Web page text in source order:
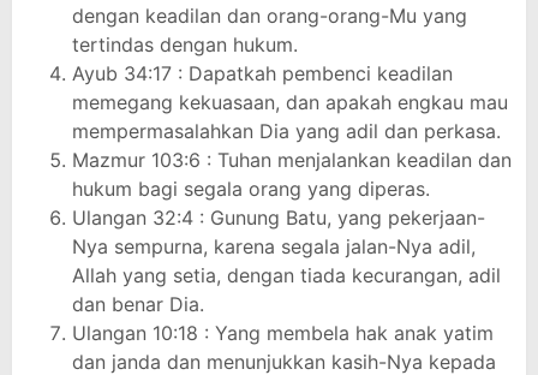
dengan keadilan dan orang-orang-Mu yang
tertindas dengan hukum.
Ayub 34:17 : Dapatkah pembenci keadilan
memegang kekuasaan, dan apakah engkau mau
mempermasalahkan Dia yang adil dan perkasa.
Mazmur 103:6 : Tuhan menjalankan keadilan dan
hukum bagi segala orang yang diperas.
Ulangan 32:4 : Gunung Batu, yang pekerjaan-
Nya sempurna, karena segala jalan-Nya adil,
Allah yang setia, dengan tiada kecurangan, adil
dan benar Dia.
Ulangan 10:18 : Yang membela hak anak yatim
dan janda dan menunjukkan kasih-Nya kepada